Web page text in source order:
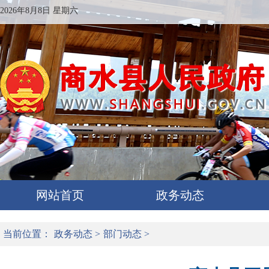
2026年8月8日 星期六
网站首页 政务动态
当前位置： 政务动态 > 部门动态 >